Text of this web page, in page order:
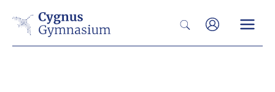
naar
Zoeken